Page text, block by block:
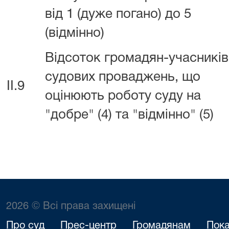
від 1 (дуже погано) до 5
(відмінно)
II.9
Відсоток громадян-учасників
судових проваджень, що
оцінюють роботу суду на
"добре" (4) та "відмінно" (5)
2026 © Всі права захищені
Про суд Прес-центр Громадянам